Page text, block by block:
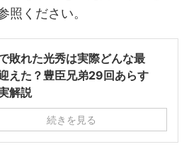
照ください。
敗れた光秀は実際どんな最
えた？豊臣兄弟29回あらす
解説
続きを見る